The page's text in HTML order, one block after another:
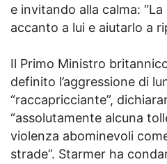
e invitando alla calma:
accanto a lui e aiutarlo a
Il Primo Ministro
definito l’aggressione di
“raccapricciante”,
“assolutamente alcuna
violenza abominevoli
strade”. Starmer ha